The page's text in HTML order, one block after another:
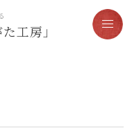
工房」